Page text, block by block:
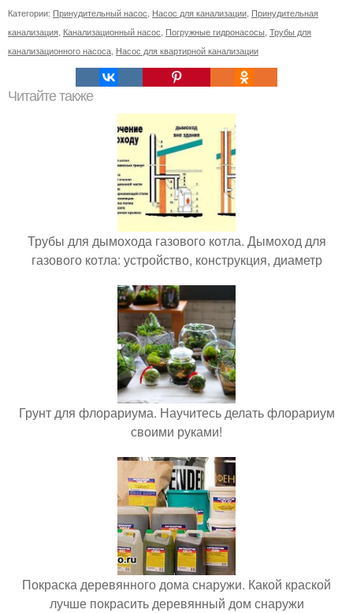
Категории: Принудительный насос Насос для канализации Принудительная
канализация Канализационный насос Погружные гидронасосы Трубы для
канализационного насоса Насос для квартирной канализации
Читайте также
Трубы для дымохода газового котла. Дымоход для
газового котла: устройство, конструкция, диаметр
Грунт для флорариума. Научитесь делать флорариум
своими руками!
Покраска деревянного дома снаружи. Какой краской
лучше покрасить деревянный дом снаружи